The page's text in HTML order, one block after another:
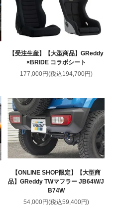
【受注生産】【大型商品】GReddy
×BRIDE コラボシート
177,000円(税込194,700円)
【ONLINE SHOP限定】【大型商
品】GReddy TWマフラー JB64W/J
B74W
54,000円(税込59,400円)